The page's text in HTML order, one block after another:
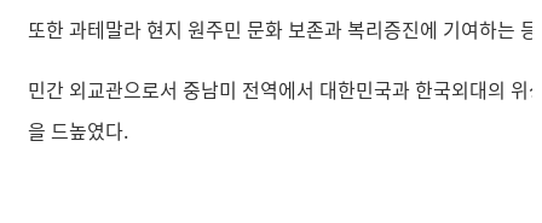
또한 과테말라 현지 원주민 문화 보존과 복리증진에 기여하는 등
민간 외교관으로서 중남미 전역에서 대한민국과 한국외대의 위
을 드높였다.